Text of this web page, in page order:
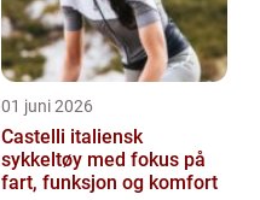
01 juni 2026
Castelli italiensk
sykkeltøy med fokus på
fart, funksjon og komfort